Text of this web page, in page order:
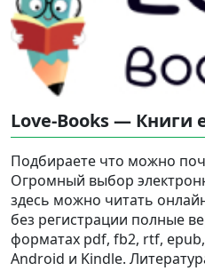
Love-Books — Книги
Подбираете что можно
Огромный выбор
здесь можно читать
без регистрации полные
форматах pdf, fb2, rtf,
Android и Kindle.